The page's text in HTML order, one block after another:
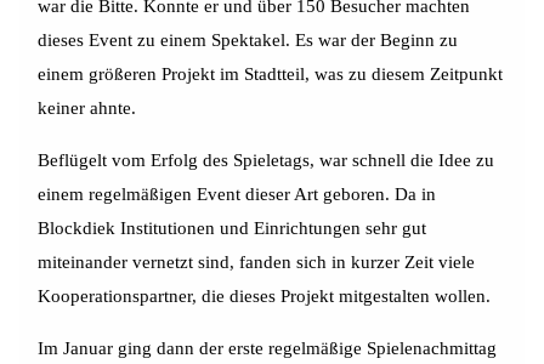
war die Bitte. Konnte er und über 150 Besucher machten
dieses Event zu einem Spektakel. Es war der Beginn zu
einem größeren Projekt im Stadtteil, was zu diesem Zeitpunkt
keiner ahnte.
Beflügelt vom Erfolg des Spieletags, war schnell die Idee zu
einem regelmäßigen Event dieser Art geboren. Da in
Blockdiek Institutionen und Einrichtungen sehr gut
miteinander vernetzt sind, fanden sich in kurzer Zeit viele
Kooperationspartner, die dieses Projekt mitgestalten wollen.
Im Januar ging dann der erste regelmäßige Spielenachmittag